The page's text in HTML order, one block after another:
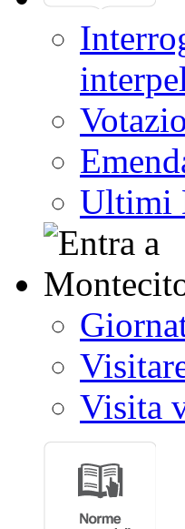
Ultimi
Visita